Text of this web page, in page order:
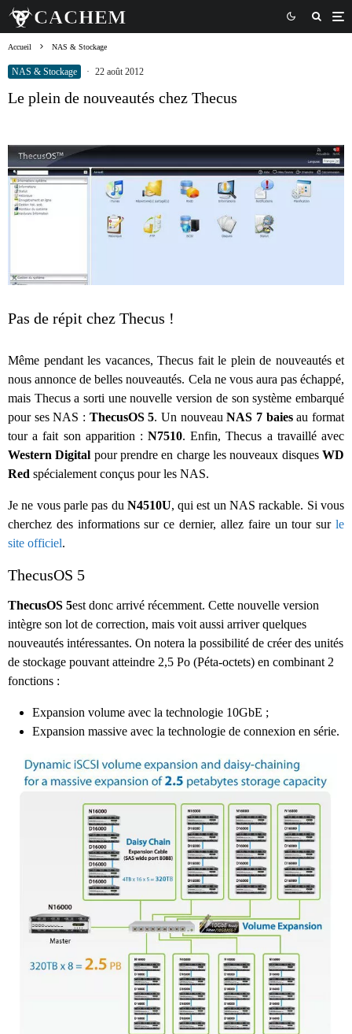
Accueil NAS & Stockage
NAS & Stockage · 22 août 2012
Le plein de nouveautés chez Thecus
Pas de répit chez Thecus !
Même pendant les vacances, Thecus fait le plein de nouveautés et
nous annonce de belles nouveautés. Cela ne vous aura pas échappé,
mais Thecus a sorti une nouvelle version de son système embarqué
pour ses NAS : ThecusOS 5. Un nouveauNAS 7 baiesau format
tour a fait son apparition :N7510. Enfin, Thecus a travaillé avec
Western Digital pour prendre en charge les nouveaux disquesWD
Red spécialement conçus pour les NAS.
Je ne vous parle pas du N4510U, qui est un NAS rackable. Si vous
cherchez des informations sur ce dernier, allez faire un tour sur le
site officiel.
ThecusOS 5
ThecusOS 5est donc arrivé récemment. Cette nouvelle version
intègre son lot de correction, mais voit aussi arriver quelques
nouveautés intéressantes. On notera la possibilité de créer des unités
de stockage pouvant atteindre 2,5 Po (Péta-octets) en combinant 2
fonctions :
Expansion volume avec la technologie 10GbE ;
Expansion massive avec la technologie de connexion en série.